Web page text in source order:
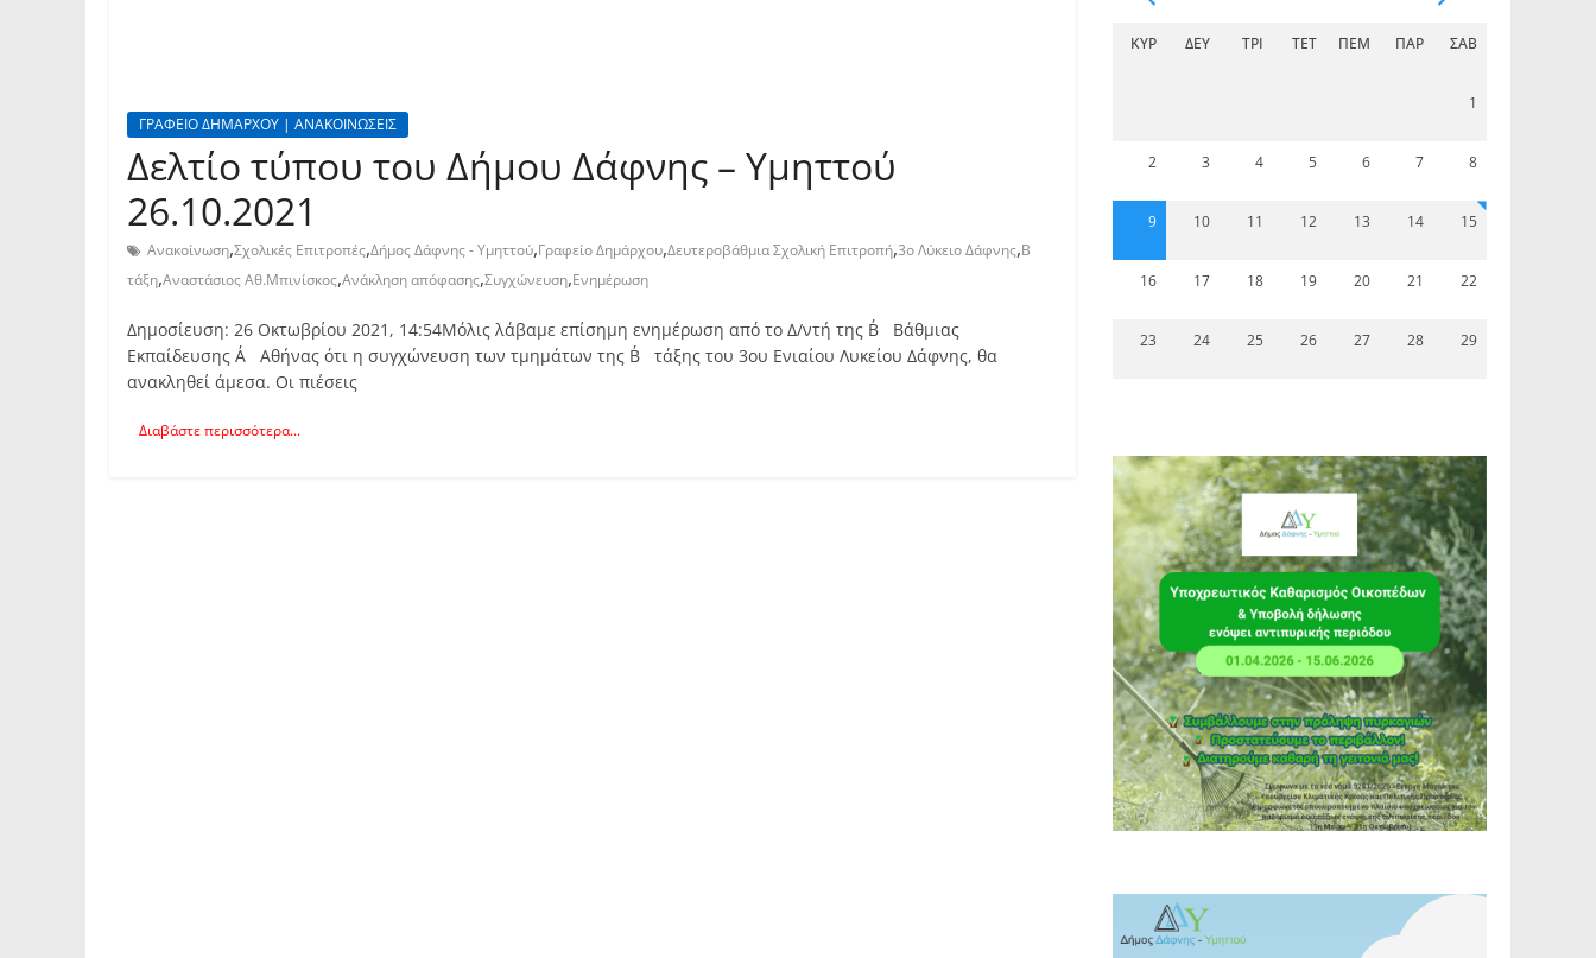
ΓΡΑΦΕΙΟ ΔΗΜΑΡΧΟΥ | ΑΝΑΚΟΙΝΩΣΕΙΣ
Δελτίο τύπου του Δήμου Δάφνης – Υμηττού
26.10.2021
Ανακοίνωση,Σχολικές Επιτροπές,Δήμος Δάφνης - Υμηττού,Γραφείο Δημάρχου,Δευτεροβάθμια Σχολική Επιτροπή,3ο Λύκειο Δάφνης,Β
τάξη,Αναστάσιος Αθ.Μπινίσκος,Ανάκληση απόφασης,Συγχώνευση,Ενημέρωση
Δημοσίευση: 26 Οκτωβρίου 2021, 14:54Μόλις λάβαμε επίσημη ενημέρωση από το Δ/ντή της Β΄ Βάθμιας
Εκπαίδευσης Α΄ Αθήνας ότι η συγχώνευση των τμημάτων της Β΄ τάξης του 3ου Ενιαίου Λυκείου Δάφνης, θα
ανακληθεί άμεσα. Οι πιέσεις
Διαβάστε περισσότερα...
ΚΥΡ ΔΕΥ ΤΡΊ ΤΕΤ ΠΈΜ ΠΑΡ ΣΆΒ
1
2 3 4 5 6 7 8
9 10 11 12 13 14 15
16 17 18 19 20 21 22
23 24 25 26 27 28 29